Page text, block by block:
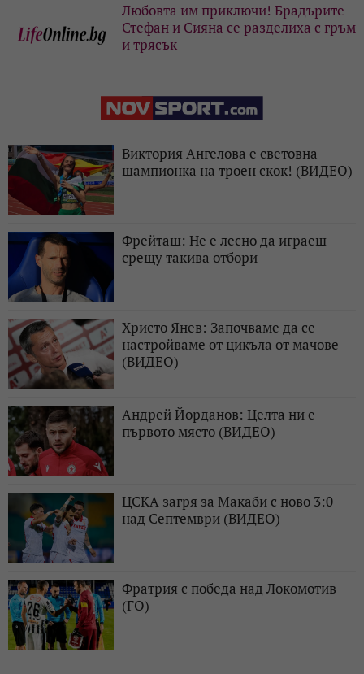
Любовта им приключи! Брадърите
Стефан и Сияна се разделиха с гръм
и трясък
Виктория Ангелова е световна
шампионка на троен скок! (ВИДЕО)
Фрейташ: Не е лесно да играеш
срещу такива отбори
Христо Янев: Започваме да се
настройваме от цикъла от мачове
(ВИДЕО)
Андрей Йорданов: Целта ни е
първото място (ВИДЕО)
ЦСКА загря за Макаби с ново 3:0
над Септември (ВИДЕО)
Фратрия с победа над Локомотив
(ГО)